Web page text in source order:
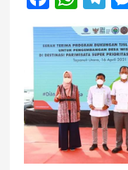
a
c
e
b
o
o
k
h
a
ts
A
p
p
el
e
g
r
a
m